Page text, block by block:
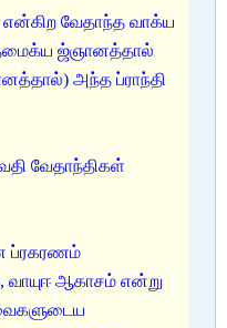
என்கிற வேதாந்த வாக்ய
ஜ்ஞானத்தால்
அந்த ப்ராந்தி
வேதாந்திகள்
ப்ரகரணம்
வாயுஈ ஆகாசம் என்று